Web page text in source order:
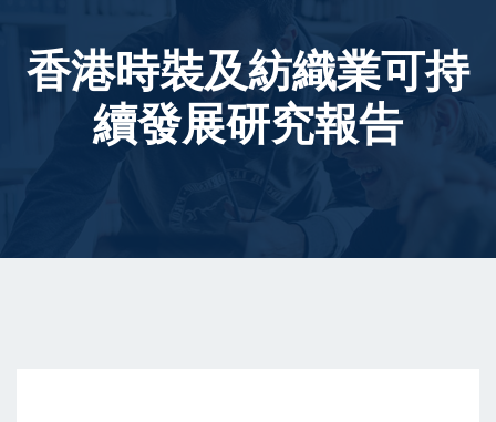
香港時裝及紡織業可持
續發展研究報告